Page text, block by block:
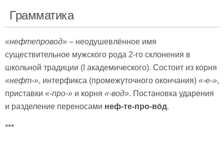
Грамматика
«нефтепровод» – неодушевлённое имя
существительное мужского рода 2-го склонения в
школьной традиции (I академического). Состоит из корня
«нефт-», интерфикса (промежуточного окончания) «-е-»,
приставки «-про-» и корня «-вод». Постановка ударения
и разделение переносами неф-те-про-во́д.
***